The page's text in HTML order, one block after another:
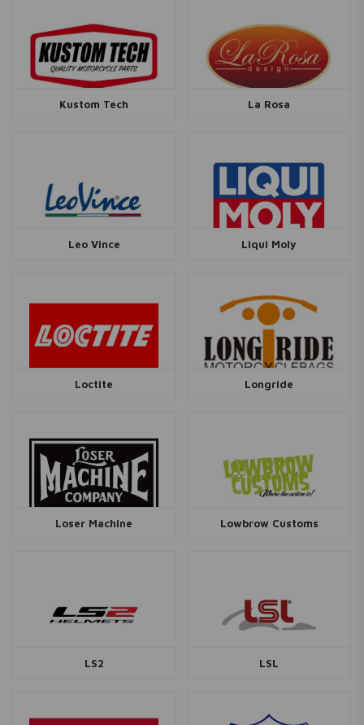
Kustom Tech La Rosa
Leo Vince Liqui Moly
Loctite Longride
Loser Machine Lowbrow Customs
LS2 LSL